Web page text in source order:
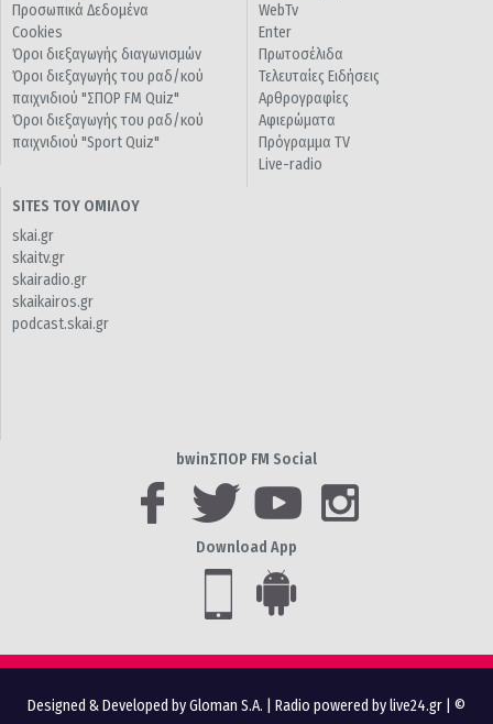
Προσωπικά Δεδομένα
Cookies
Όροι διεξαγωγής διαγωνισμών
Όροι διεξαγωγής του ραδ/κού
παιχνιδιού "ΣΠΟΡ FM Quiz"
Όροι διεξαγωγής του ραδ/κού
παιχνιδιού "Sport Quiz"
WebTv
Enter
Πρωτοσέλιδα
Τελευταίες Ειδήσεις
Αρθρογραφίες
Αφιερώματα
Πρόγραμμα TV
Live-radio
SITES ΤΟΥ ΟΜΙΛΟΥ
skai.gr
skaitv.gr
skairadio.gr
skaikairos.gr
podcast.skai.gr
bwinΣΠΟΡ FM Social
Download App
Designed & Developed by Gloman S.A. Radio powered by live24.gr | ©